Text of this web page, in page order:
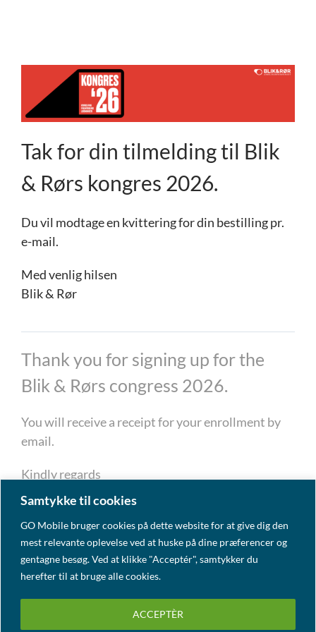
Samtykke til cookies
GO Mobile bruger cookies på dette website for at give dig den
mest relevante oplevelse ved at huske på dine præferencer og
gentagne besøg. Ved at klikke "Acceptér", samtykker du
herefter til at bruge alle cookies.
ACCEPTÈR
Tak for din tilmelding til Blik
& Rørs kongres 2026.
Du vil modtage en kvittering for din bestilling pr.
e-mail.
Med venlig hilsen
Blik & Rør
Thank you for signing up for the
Blik & Rørs congress 2026.
You will receive a receipt for your enrollment by
email.
Kindly regards
Blik & Rør